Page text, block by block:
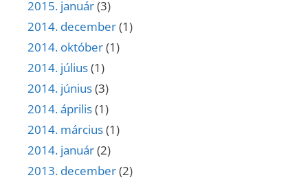
2015. január(3)
2014. december(1)
2014. október(1)
2014. július(1)
2014. június(3)
2014. április(1)
2014. március(1)
2014. január(2)
2013. december(2)